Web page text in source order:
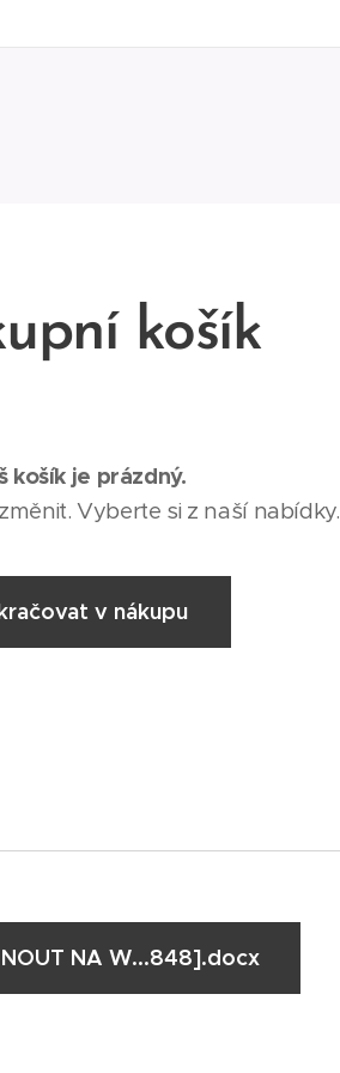
košík
košík je prázdný.
Vyberte si z naší nabídky.
v nákupu
NA W...848].docx